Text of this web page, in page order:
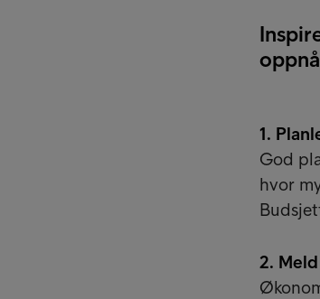
1.
God
hvor
2.